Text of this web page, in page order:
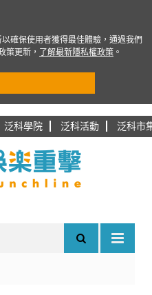
泛科學院 泛科活動 泛科市
確保使用者獲得最佳體驗，通過我們
策更新，
了解最新隱私權政策 。